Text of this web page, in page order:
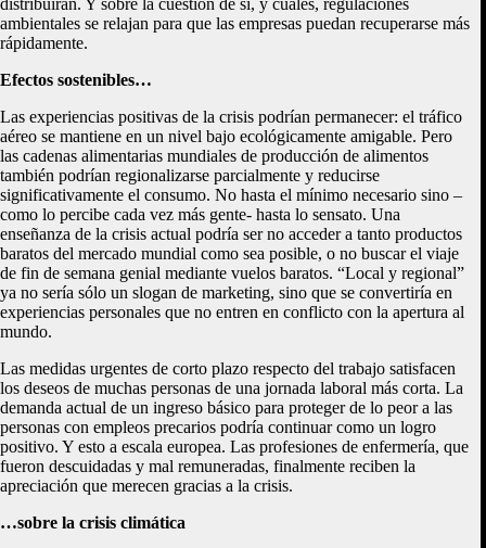
ambientales se relajan para que las empresas puedan recuperarse más
rápidamente.
Efectos sostenibles…
Las experiencias positivas de la crisis podrían permanecer: el tráfico
aéreo se mantiene en un nivel bajo ecológicamente amigable. Pero
las cadenas alimentarias mundiales de producción de alimentos
también podrían regionalizarse parcialmente y reducirse
significativamente el consumo. No hasta el mínimo necesario sino –
como lo percibe cada vez más gente- hasta lo sensato. Una
enseñanza de la crisis actual podría ser no acceder a tanto productos
baratos del mercado mundial como sea posible, o no buscar el viaje
de fin de semana genial mediante vuelos baratos. “Local y regional”
ya no sería sólo un slogan de marketing, sino que se convertiría en
experiencias personales que no entren en conflicto con la apertura al
mundo.
Las medidas urgentes de corto plazo respecto del trabajo satisfacen
los deseos de muchas personas de una jornada laboral más corta. La
demanda actual de un ingreso básico para proteger de lo peor a las
personas con empleos precarios podría continuar como un logro
positivo. Y esto a escala europea. Las profesiones de enfermería, que
fueron descuidadas y mal remuneradas, finalmente reciben la
apreciación que merecen gracias a la crisis.
…sobre la crisis climática